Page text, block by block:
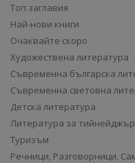
Топ заглавия
Най-нови книги
Очаквайте скоро
Художествена литература
Съвременна българска
Съвременна световна
Детска литература
Литература за
Туризъм
Речници, Разговорници,